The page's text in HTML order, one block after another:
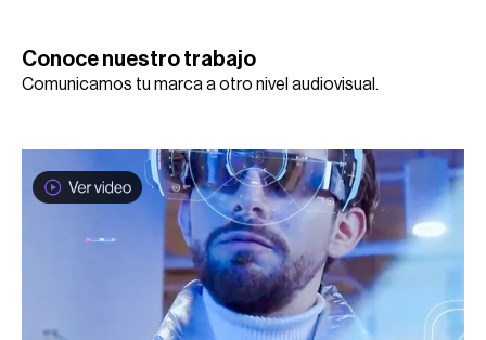
Conoce nuestro trabajo
Comunicamos tu marca a otro nivel audiovisual.